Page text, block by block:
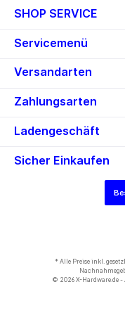
SHOP SERVICE
Servicemenü
Versandarten
Zahlungsarten
Ladengeschäft
Sicher Einkaufen
* Alle Preise inkl.
© 2026 X-Hardware.de -